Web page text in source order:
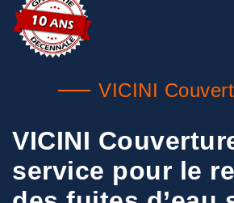
VICINI
VICINI
service pour le